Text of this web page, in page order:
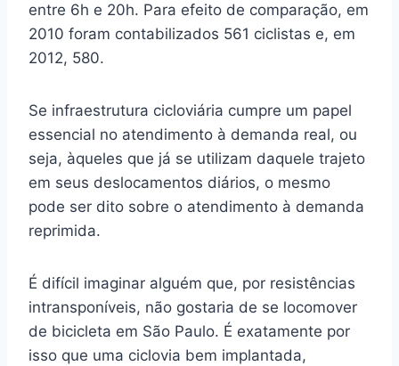
entre 6h e 20h. Para efeito de comparação, em
2010 foram contabilizados 561 ciclistas e, em
2012, 580.
Se infraestrutura cicloviária cumpre um papel
essencial no atendimento à demanda real, ou
seja, àqueles que já se utilizam daquele trajeto
em seus deslocamentos diários, o mesmo
pode ser dito sobre o atendimento à demanda
reprimida.
É difícil imaginar alguém que, por resistências
intransponíveis, não gostaria de se locomover
de bicicleta em São Paulo. É exatamente por
isso que uma ciclovia bem implantada,